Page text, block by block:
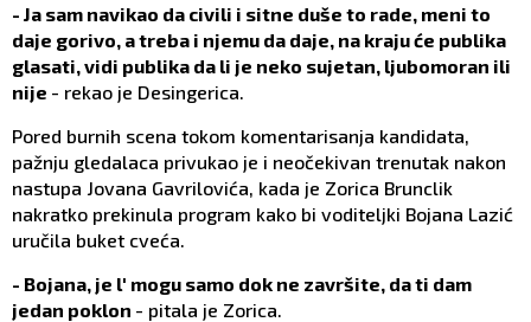
- Ja sam navikao da civili i sitne duše to rade, meni to
daje gorivo, a treba i njemu da daje, na kraju će publika
glasati, vidi publika da li je neko sujetan, ljubomoran ili
nije - rekao je Desingerica.
Pored burnih scena tokom komentarisanja kandidata,
pažnju gledalaca privukao je i neočekivan trenutak nakon
nastupa Jovana Gavrilovića, kada je Zorica Brunclik
nakratko prekinula program kako bi voditeljki Bojana Lazić
uručila buket cveća.
- Bojana, je l' mogu samo dok ne završite, da ti dam
jedan poklon - pitala je Zorica.